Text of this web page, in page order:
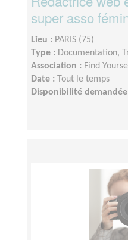
super asso
Lieu : PARIS (75)
Type : Documentation,
Association : Find
Date :
Tout le temps
Disponibilité demandée